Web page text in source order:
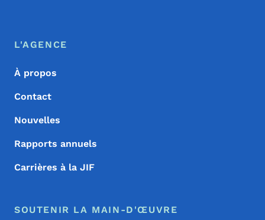
Menu de pied de page
Footer
L'AGENCE
À propos
Contact
Nouvelles
Rapports annuels
Carrières à la JIF
SOUTENIR LA MAIN-D'ŒUVRE